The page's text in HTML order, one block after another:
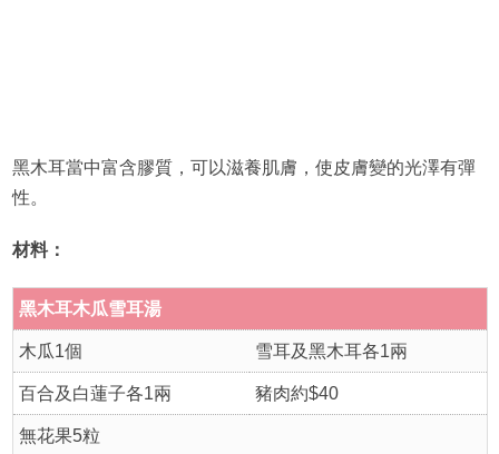
黑木耳當中富含膠質，可以滋養肌膚，使皮膚變的光澤有彈
性。
材料：
黑木耳木瓜雪耳湯
木瓜1個 雪耳及黑木耳各1兩
百合及白蓮子各1兩 豬肉約$40
無花果5粒